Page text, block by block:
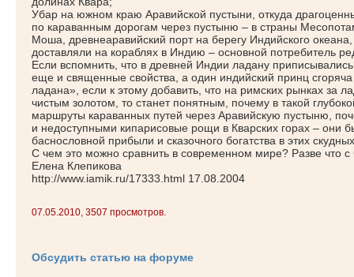
Убар на южном краю Аравийской пустыни, откуда
по караванным дорогам через пустыню – в страны
Моша, древнеаравийский порт на берегу Индийского
доставляли на кораблях в Индию – основной потребитель
Если вспомнить, что в древней Индии ладану
еще и священные свойства, а один индийский принц
ладана», если к этому добавить, что на римских рынках за
чистым золотом, то станет понятным, почему в такой
маршруты караванных путей через Аравийскую пустыню,
и недоступными кипарисовые рощи в Кварских горах – они
баснословной прибыли и сказочного богатства в этих
С чем это можно сравнить в современном мире? Разве что
Елена Клепикова
http://www.iamik.ru/17333.html 17.08.2004
07.05.2010, 3507 просмотров.
Обсудить статью на форуме